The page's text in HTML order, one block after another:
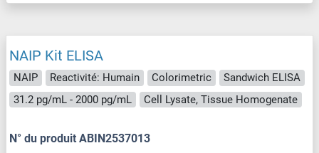
NAIP Kit ELISA
NAIP Reactivité: Humain Colorimetric
Sandwich ELISA
31.2 pg/mL - 2000 pg/mL
Cell Lysate, Tissue Homogenate
N° du produit ABIN2537013